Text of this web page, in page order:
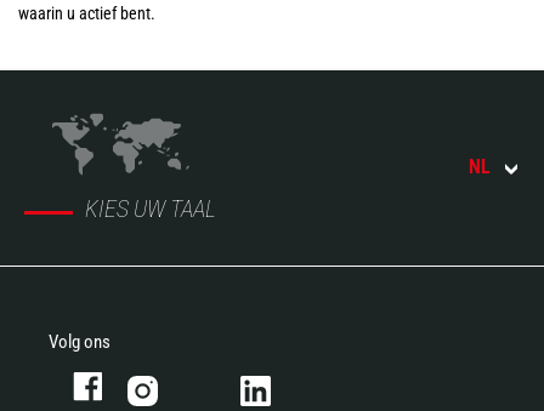
waarin u actief bent.
KIES UW TAAL
NL
Volg ons